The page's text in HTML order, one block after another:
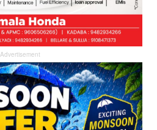
Advertisement